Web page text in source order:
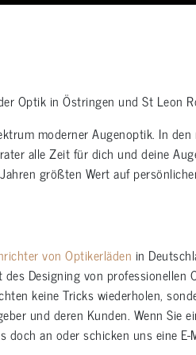
Optik in Östringen und St Leon
moderner Augenoptik. In
alle Zeit für dich und deine
größten Wert auf
von Optikerläden in
Designing von
keine Tricks wiederholen,
und deren Kunden. Wenn Sie
doch an oder schicken uns eine E-